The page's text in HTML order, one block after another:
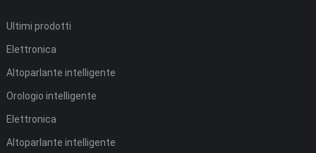
Ultimi prodotti
Elettronica
Altoparlante intelligente
Orologio intelligente
Elettronica
Altoparlante intelligente